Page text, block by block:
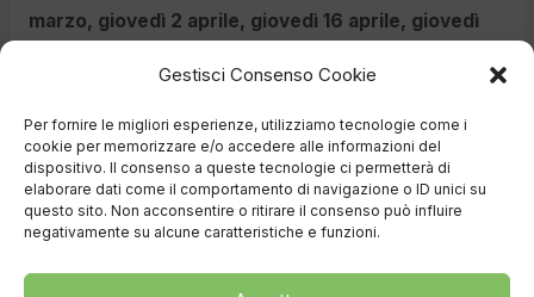
Gestisci Consenso Cookie
Per fornire le migliori esperienze, utilizziamo tecnologie come i
cookie per memorizzare e/o accedere alle informazioni del
dispositivo. Il consenso a queste tecnologie ci permetterà di
elaborare dati come il comportamento di navigazione o ID unici su
questo sito. Non acconsentire o ritirare il consenso può influire
negativamente su alcune caratteristiche e funzioni.
marzo, giovedì 2 aprile, giovedì 16 aprile, giovedì
giovedì 11 giugno e giovedì 25 giugno 2026.
Spazio Giovani prende forma a partire dalle persone che
lo abitano: questo calendario è il primo passo di un
percorso che resterà aperto, adattabile e costruito
insieme, incontro dopo incontro.